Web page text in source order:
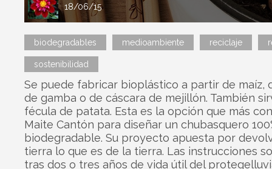
18/06/15
biodegradables medioambiente reciclaje
sostenibilidad
Se puede fabricar bioplástico a partir de maíz,
de gamba o de cáscara de mejillón. También
fécula de patata. Esta es la opción que más
Maite Cantón para diseñar un chubasquero
biodegradable. Su proyecto apuesta por
tierra lo que es de la tierra. Las instrucciones
tras dos o tres años de vida útil del